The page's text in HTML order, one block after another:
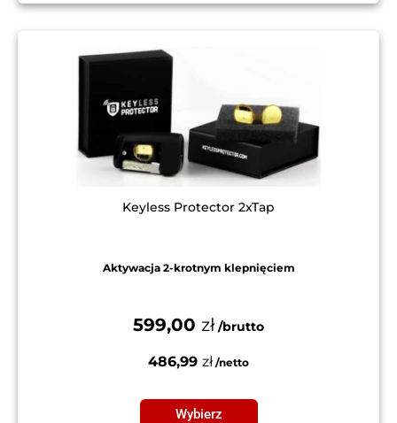
Keyless Protector 2xTap
Aktywacja 2-krotnym klepnięciem
599,00 zł
486,99 zł
Wybierz